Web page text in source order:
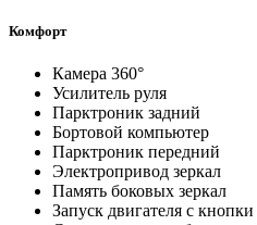
Комфорт
Камера 360°
Усилитель руля
Парктроник задний
Бортовой компьютер
Парктроник передний
Электропривод зеркал
Память боковых зеркал
Запуск двигателя с кнопки